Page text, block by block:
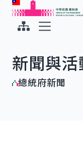
跳到主要內容
中華民國總統府
新聞與活
總統府新聞